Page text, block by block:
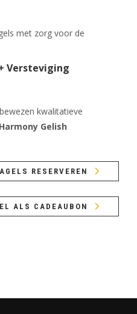
met zorg voor de
Versteviging
kwalitatieve
Harmony Gelish
RESERVEREN
ALS CADEAUBON